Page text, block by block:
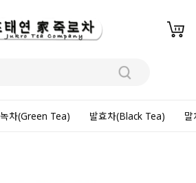
녹차(Green Tea) 발효차(Black Tea)